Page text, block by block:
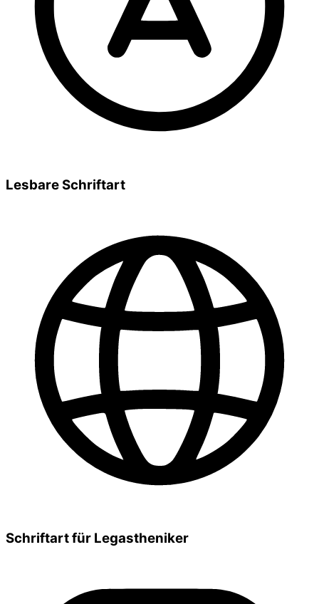
Lesbare Schriftart
Schriftart für Legastheniker